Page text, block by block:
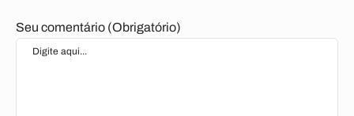
Seu comentário (Obrigatório)